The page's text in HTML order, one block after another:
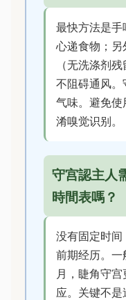
最快方法是
心递食物；另
（无洗涤剂
不阻碍通风
气味。避免
淆嗅觉识别。
守宫認主人
時間表嗎？
没有固定时
前期经历。
月，睫角守
应。关键不是